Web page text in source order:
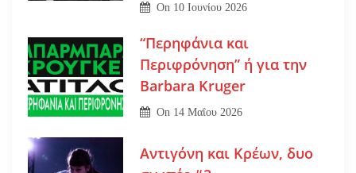
On 10 Ιουνίου 2026
“Περηφάνια και
Περιφρόνηση” ή για την
Barbara Kruger
On 14 Μαΐου 2026
Αντιγόνη και Κρέων, δυο